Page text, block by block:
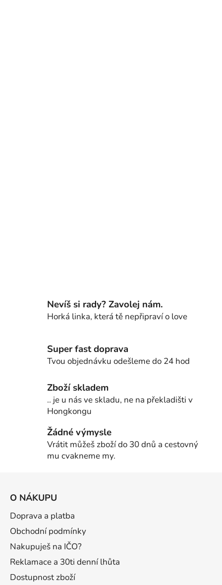
Nevíš si rady? Zavolej nám.
Horká linka, která tě nepřipraví o love
Super fast doprava
Tvou objednávku odešleme do 24 hod
Zboží skladem
.. je u nás ve skladu, ne na překladišti v
Hongkongu
Žádné výmysle
Vrátit můžeš zboží do 30 dnů a cestovný
mu cvakneme my.
O NÁKUPU
Doprava a platba
Obchodní podmínky
Nakupuješ na IČO?
Reklamace a 30ti denní lhůta
Dostupnost zboží